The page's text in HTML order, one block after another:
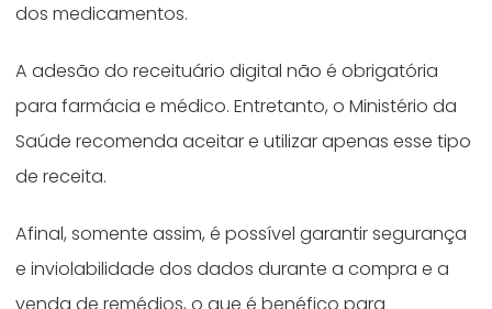
dos medicamentos.
A adesão do receituário digital não é obrigatória
para farmácia e médico. Entretanto, o Ministério da
Saúde recomenda aceitar e utilizar apenas esse tipo
de receita.
Afinal, somente assim, é possível garantir segurança
e inviolabilidade dos dados durante a compra e a